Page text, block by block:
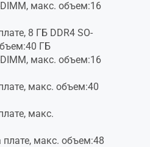
макс. объем:16
8 ГБ DDR4 SO-
ГБ
макс. объем:16
макс. объем:40
макс.
плате, макс. объем:48